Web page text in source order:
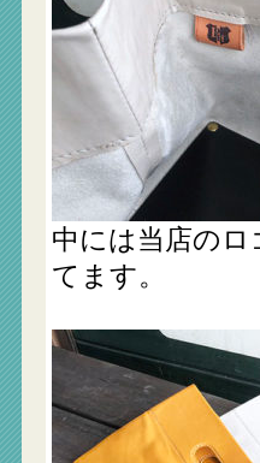
中には当店の
てます。